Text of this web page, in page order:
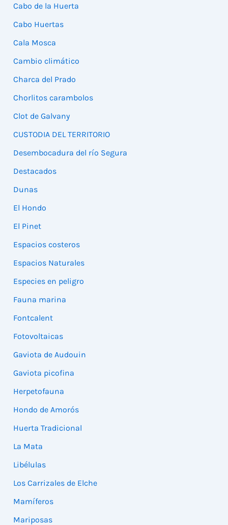
Cabo de la Huerta
Cabo Huertas
Cala Mosca
Cambio climático
Charca del Prado
Chorlitos carambolos
Clot de Galvany
CUSTODIA DEL TERRITORIO
Desembocadura del río Segura
Destacados
Dunas
El Hondo
El Pinet
Espacios costeros
Espacios Naturales
Especies en peligro
Fauna marina
Fontcalent
Fotovoltaicas
Gaviota de Audouin
Gaviota picofina
Herpetofauna
Hondo de Amorós
Huerta Tradicional
La Mata
Libélulas
Los Carrizales de Elche
Mamíferos
Mariposas